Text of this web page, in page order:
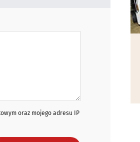
oraz mojego adresu IP